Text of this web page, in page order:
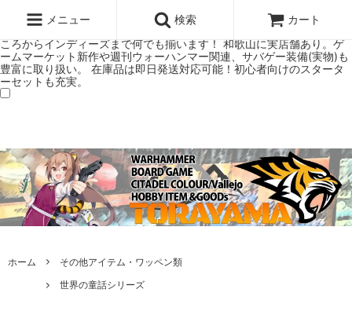
ミアムショップTORAYAMA。通販・オンラインショップです！ ウォー
ハンマーとボードゲームのことなら当店へ！ボードゲームもメジャーど
ころからインディーズまで何でも揃います！ 和歌山に実店舗あり。ゲ
ームマーケット新作や週刊ウォーハンマー関連、サバゲー装備(実物)も
豊富に取り扱い。 在庫品は即日発送対応可能！初心者向けのスタータ
ーセットも充実。
メニュー 検索 カート
ホーム
その他アイテム・ワッペン類
世界の童話シリーズ